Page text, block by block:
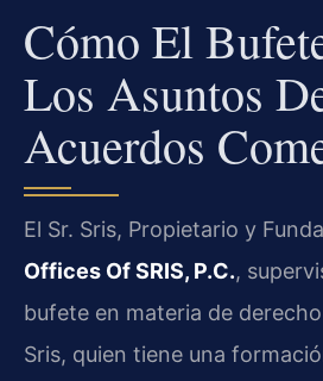
Cómo El
Los Asuntos
Acuerdos
El Sr. Sris, Propietario y
Offices Of SRIS, P.C.,
bufete en materia de
Sris, quien tiene una